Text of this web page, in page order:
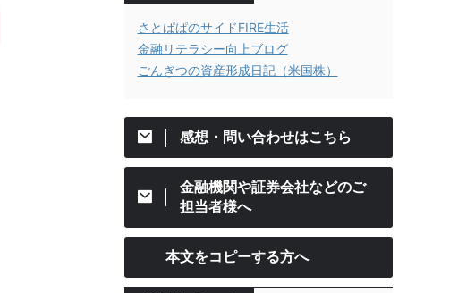
さとぱぱのサイドFIRE生活
金融リテラシー向上ブログ
ごんぎつの資産形成日記（米国株）
感想・問い合わせはこちら
金融機関や証券会社などのご
担当者様へ
本文をコピーする方へ